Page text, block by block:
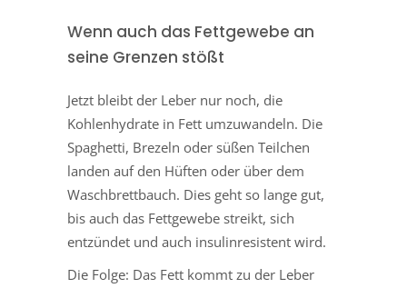
Wenn auch das Fettgewebe an
seine Grenzen stößt
Jetzt bleibt der Leber nur noch, die
Kohlenhydrate in Fett umzuwandeln. Die
Spaghetti, Brezeln oder süßen Teilchen
landen auf den Hüften oder über dem
Waschbrettbauch. Dies geht so lange gut,
bis auch das Fettgewebe streikt, sich
entzündet und auch insulinresistent wird.
Die Folge: Das Fett kommt zu der Leber